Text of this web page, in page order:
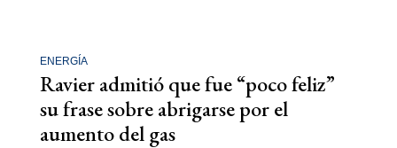
ENERGÍA
Ravier admitió que fue “poco feliz”
su frase sobre abrigarse por el
aumento del gas